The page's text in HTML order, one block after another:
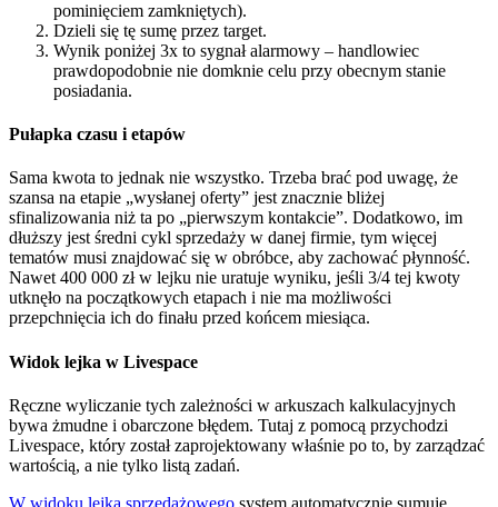
pominięciem zamkniętych).
Dzieli się tę sumę przez target.
Wynik poniżej 3x to sygnał alarmowy – handlowiec
prawdopodobnie nie domknie celu przy obecnym stanie
posiadania.
Pułapka czasu i etapów
Sama kwota to jednak nie wszystko. Trzeba brać pod uwagę, że
szansa na etapie „wysłanej oferty” jest znacznie bliżej
sfinalizowania niż ta po „pierwszym kontakcie”. Dodatkowo, im
dłuższy jest średni cykl sprzedaży w danej firmie, tym więcej
tematów musi znajdować się w obróbce, aby zachować płynność.
Nawet 400 000 zł w lejku nie uratuje wyniku, jeśli 3/4 tej kwoty
utknęło na początkowych etapach i nie ma możliwości
przepchnięcia ich do finału przed końcem miesiąca.
Widok lejka w Livespace
Ręczne wyliczanie tych zależności w arkuszach kalkulacyjnych
bywa żmudne i obarczone błędem. Tutaj z pomocą przychodzi
Livespace, który został zaprojektowany właśnie po to, by zarządzać
wartością, a nie tylko listą zadań.
W widoku lejka sprzedażowego system automatycznie sumuje